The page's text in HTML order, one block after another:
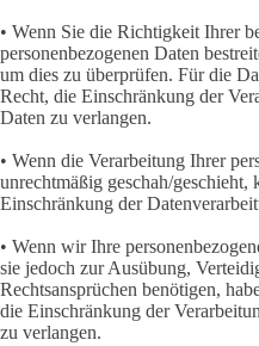
• Wenn Sie die Richtigkeit Ihrer
personenbezogenen Daten
um dies zu überprüfen. Für die
Recht, die Einschränkung der
Daten zu verlangen.
• Wenn die Verarbeitung Ihrer
unrechtmäßig geschah/
Einschränkung der
• Wenn wir Ihre
sie jedoch zur Ausübung,
Rechtsansprüchen benötigen,
die Einschränkung der
zu verlangen.